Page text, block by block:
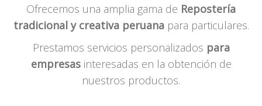
Ofrecemos una amplia gama de Repostería
tradicional y creativa peruanapara particulares.
Prestamos servicios personalizados para
empresasinteresadas en la obtención de
nuestros productos.